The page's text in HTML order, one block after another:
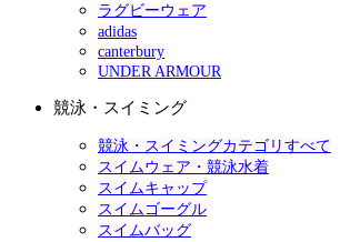
ラグビーウェア
adidas
canterbury
UNDER ARMOUR
競泳・スイミング
競泳・スイミングカテゴリすべて
スイムウェア・競泳水着
スイムキャップ
スイムゴーグル
スイムバッグ